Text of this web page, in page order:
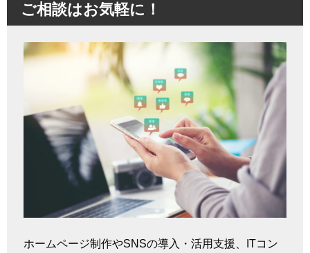
ご相談はお気軽に！
ホームページ制作やSNSの導入・活用支援、ITコン